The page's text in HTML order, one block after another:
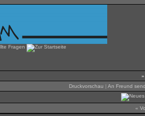
Druckvorschau | An Freund
«